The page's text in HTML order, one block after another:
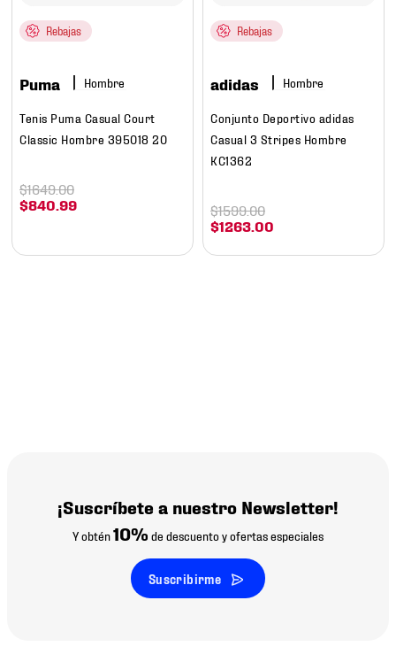
Rebajas
Puma Hombre
Tenis Puma Casual Court
Classic Hombre 395018 20
$840.99
$1649.00
Rebajas
adidas Hombre
Conjunto Deportivo adidas
Casual 3 Stripes Hombre
KC1362
$1263.00
$1599.00
¡Suscríbete a nuestro Newsletter!
Y obtén10% de descuento y ofertas especiales
Suscribirme